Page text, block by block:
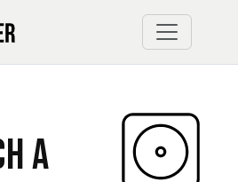
A